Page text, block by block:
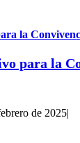
la
para la
de 2025|